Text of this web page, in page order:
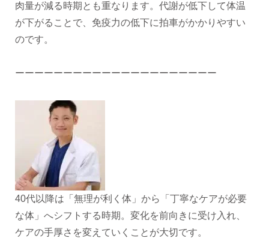
肉量が減る時期とも重なります。代謝が低下して体温
が下がることで、免疫力の低下に拍車がかかりやすい
のです。
ーーーーーーーーーーーーーーーーーーーーー
40代以降は「無理が利く体」から「丁寧なケアが必要
な体」へシフトする時期。変化を前向きに受け入れ、
ケアの手厚さを変えていくことが大切です。